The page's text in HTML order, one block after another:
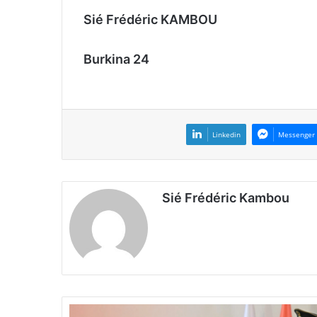
Sié Frédéric KAMBOU
Burkina 24
Linkedin Messenger
Sié Frédéric Kambou